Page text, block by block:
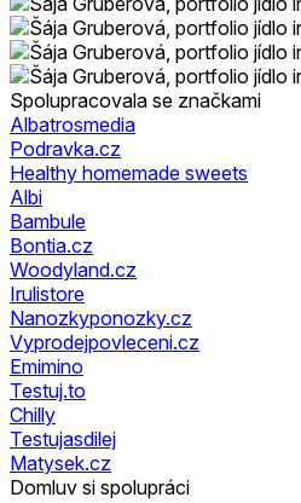
Spolupracovala se značkami
Albatrosmedia
Podravka.cz
Healthy homemade sweets
Albi
Bambule
Bontia.cz
Woodyland.cz
Irulistore
Nanozkyponozky.cz
Vyprodejpovleceni.cz
Emimino
Testuj.to
Chilly
Testujasdilej
Matysek.cz
Domluv si spolupráci